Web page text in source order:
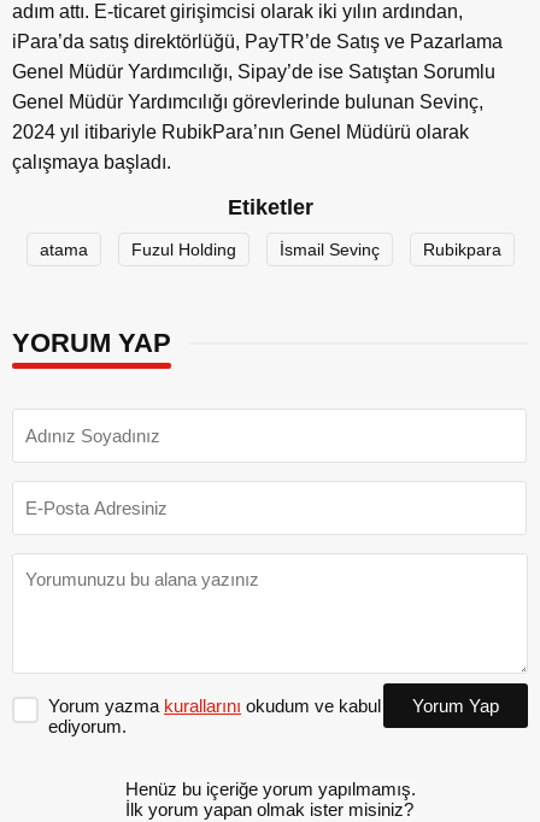
adım attı. E-ticaret girişimcisi olarak iki yılın ardından,
iPara’da satış direktörlüğü, PayTR’de Satış ve Pazarlama
Genel Müdür Yardımcılığı, Sipay’de ise Satıştan Sorumlu
Genel Müdür Yardımcılığı görevlerinde bulunan Sevinç,
2024 yıl itibariyle RubikPara’nın Genel Müdürü olarak
çalışmaya başladı.
Etiketler
atama Fuzul Holding İsmail Sevinç Rubikpara
YORUM YAP
Yorum yazma kurallarını okudum ve kabul
ediyorum.
Yorum Yap
Henüz bu içeriğe yorum yapılmamış.
İlk yorum yapan olmak ister misiniz?